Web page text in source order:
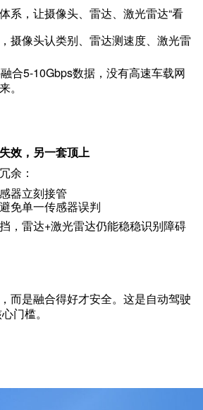
系，让摄像头、雷达、激光雷达“看
摄像头认类别、雷达测速度、激光雷
合5-10Gbps数据，没有高速车载网
。
效，另一套顶上
余：
器立刻接管
免单一传感器误判
，雷达+激光雷达仍能稳稳识别障碍
而是融合得好才安全。这是自动驾驶
门槛。